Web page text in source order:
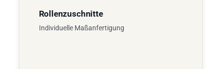
Rollenzuschnitte
Individuelle Maßanfertigung